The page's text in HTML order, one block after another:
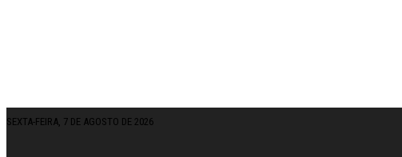
SEXTA-FEIRA, 7 DE AGOSTO DE 2026